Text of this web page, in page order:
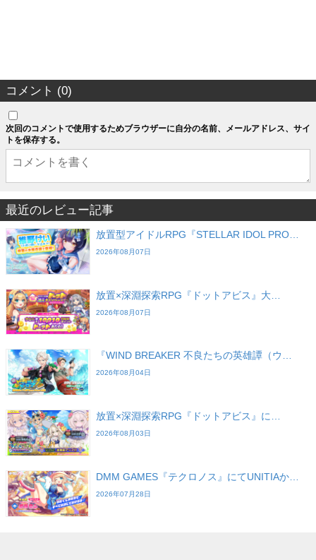
コメント (0)
次回のコメントで使用するためブラウザーに自分の名前、メールアドレス、サイ
トを保存する。
最近のレビュー記事
放置型アイドルRPG『STELLAR IDOL PRO…
2026年08月07日
放置×深淵探索RPG『ドットアビス』大…
2026年08月07日
『WIND BREAKER 不良たちの英雄譚（ウ…
2026年08月04日
放置×深淵探索RPG『ドットアビス』に…
2026年08月03日
DMM GAMES『テクロノス』にてUNITIAか…
2026年07月28日